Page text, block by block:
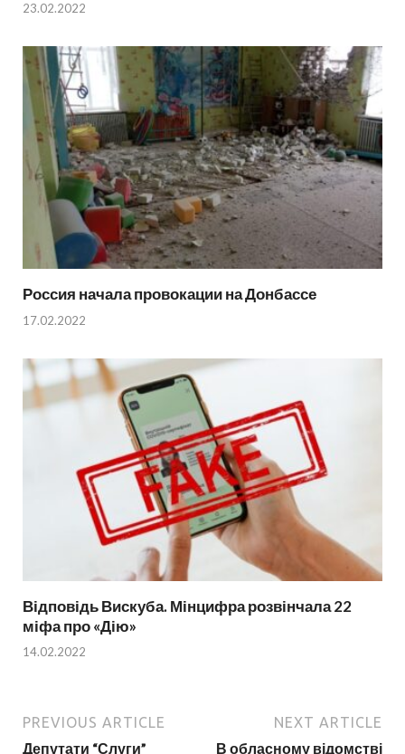
23.02.2022
Россия начала провокации на Донбассе
17.02.2022
Відповідь Вискуба. Мінцифра розвінчала 22
міфа про «Дію»
14.02.2022
PREVIOUS ARTICLE
Депутати “Слуги”
NEXT ARTICLE
В обласному відомстві